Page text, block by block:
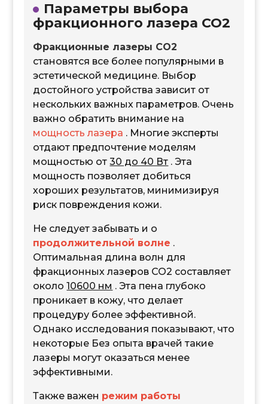
Параметры выбора
фракционного лазера CO2
Фракционные лазеры CO2
становятся все более популярными в
эстетической медицине. Выбор
достойного устройства зависит от
нескольких важных параметров. Очень
важно обратить внимание на
мощность лазера . Многие эксперты
отдают предпочтение моделям
мощностью от30 до 40 Вт . Эта
мощность позволяет добиться
хороших результатов, минимизируя
риск повреждения кожи.
Не следует забывать и о
продолжительной волне .
Оптимальная длина волн для
фракционных лазеров CO2 составляет
около10600 нм . Эта пена глубоко
проникает в кожу, что делает
процедуру более эффективной.
Однако исследования показывают, что
некоторые Без опыта врачей такие
лазеры могут оказаться менее
эффективными.
Также важен режим работы